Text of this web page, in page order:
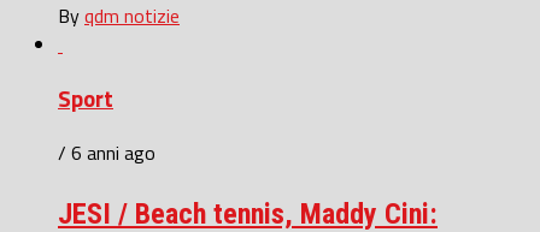
Byqdm notizie
Sport
/ 6 anni ago
JESI / Beach tennis, Maddy Cini: